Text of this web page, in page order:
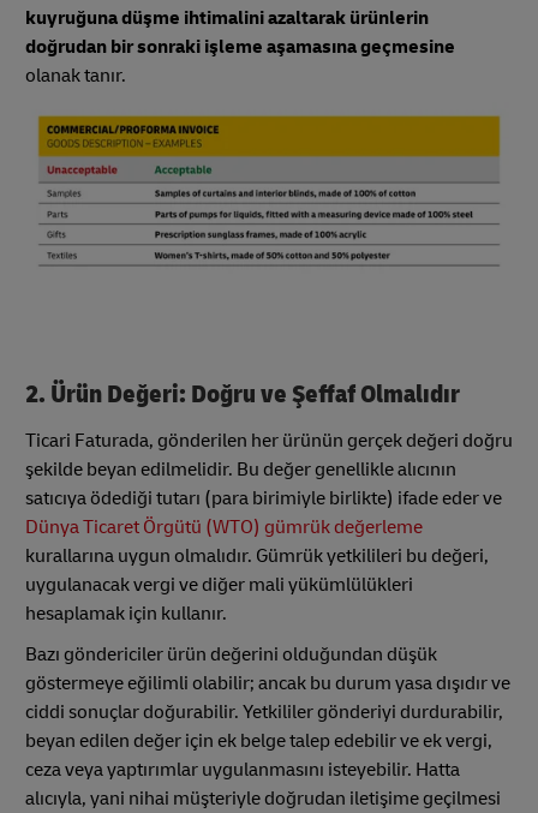
kuyruğuna düşme ihtimalini azaltarak ürünlerin
doğrudan bir sonraki işleme aşamasına geçmesine
olanak tanır.
2. Ürün Değeri: Doğru ve Şeffaf Olmalıdır
Ticari Faturada, gönderilen her ürünün gerçek değeri doğru
şekilde beyan edilmelidir. Bu değer genellikle alıcının
satıcıya ödediği tutarı (para birimiyle birlikte) ifade eder ve
Dünya Ticaret Örgütü (WTO) gümrük değerleme
kurallarına uygun olmalıdır. Gümrük yetkilileri bu değeri,
uygulanacak vergi ve diğer mali yükümlülükleri
hesaplamak için kullanır.
Bazı göndericiler ürün değerini olduğundan düşük
göstermeye eğilimli olabilir; ancak bu durum yasa dışıdır ve
ciddi sonuçlar doğurabilir. Yetkililer gönderiyi durdurabilir,
beyan edilen değer için ek belge talep edebilir ve ek vergi,
ceza veya yaptırımlar uygulanmasını isteyebilir. Hatta
alıcıyla, yani nihai müşteriyle doğrudan iletişime geçilmesi